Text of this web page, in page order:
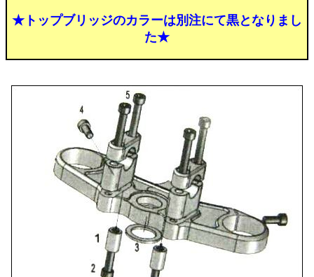
★トップブリッジのカラーは別注にて黒となりまし
た★